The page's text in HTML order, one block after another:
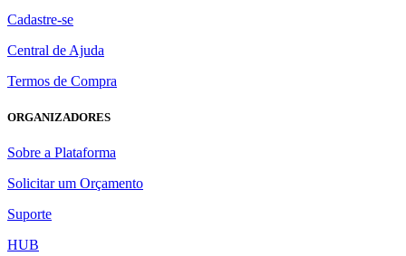
Cadastre-se
Central de Ajuda
Termos de Compra
ORGANIZADORES
Sobre a Plataforma
Solicitar um Orçamento
Suporte
HUB